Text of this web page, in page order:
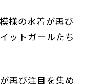
様の水着が再び
ットガールたち
再び注目を集め